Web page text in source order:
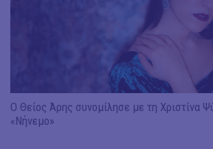
Ο Θείος Άρης συνομίλησε με τη Χριστίνα
«Νήνεμο»